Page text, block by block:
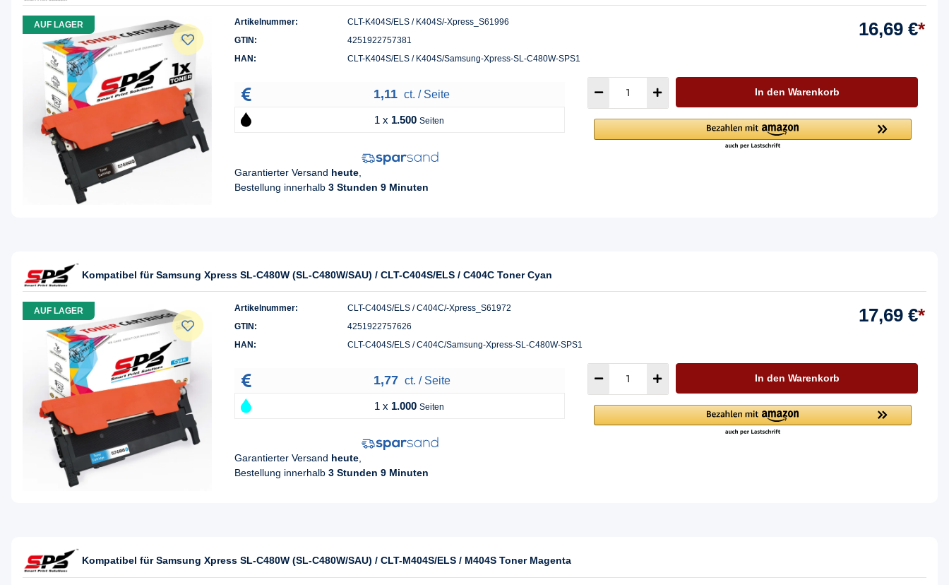
AUF LAGER Artikelnummer:
CLT-K404S/ELS / K404S/-Xpress_S61996
GTIN:
4251922757381
HAN:
CLT-K404S/ELS / K404S/Samsung-Xpress-SL-C480W-SPS1
1,11 ct. / Seite
1 x 1.500 Seiten
Garantierter Versand heute
Bestellung innerhalb 3 Stunden 9 Minuten
16,69 €*
In den Warenkorb
Kompatibel für Samsung Xpress SL-C480W (SL-C480W/SAU) / CLT-C404S/ELS / C404C Toner Cyan
AUF LAGER Artikelnummer:
CLT-C404S/ELS / C404C/-Xpress_S61972
GTIN:
4251922757626
HAN:
CLT-C404S/ELS / C404C/Samsung-Xpress-SL-C480W-SPS1
1,77 ct. / Seite
1 x 1.000 Seiten
Garantierter Versand heute,
Bestellung innerhalb 3 Stunden 9 Minuten
17,69 €*
In den Warenkorb
Kompatibel für Samsung Xpress SL-C480W (SL-C480W/SAU) / CLT-M404S/ELS / M404S Toner Magenta